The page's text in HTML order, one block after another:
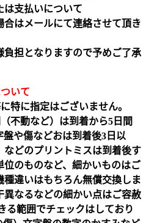
は支払いについて
はメールにて連絡させて頂き
担となりますので予めご了承
いて
特に指定はございません。
不動など）は到着から5日間
や傷などおは到着後3日以
どのプリントミスは到着後す
位のものなど、細かいものはご
違いはもちろん無償交換しま
なるなどの細かい点はご容赦
る範囲でチェックはしており